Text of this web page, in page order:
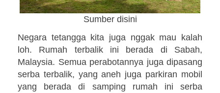
Sumber disini
Negara tetangga kita juga nggak mau kalah
loh. Rumah terbalik ini berada di Sabah,
Malaysia. Semua perabotannya juga dipasang
serba terbalik, yang aneh juga parkiran mobil
yang berada di samping rumah ini serba